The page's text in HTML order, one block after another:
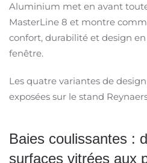
Aluminium met en avant
MasterLine 8 et montre
confort, durabilité et design
fenêtre.
Les quatre variantes de
exposées sur le stand
Baies coulissantes :
surfaces vitrées aux